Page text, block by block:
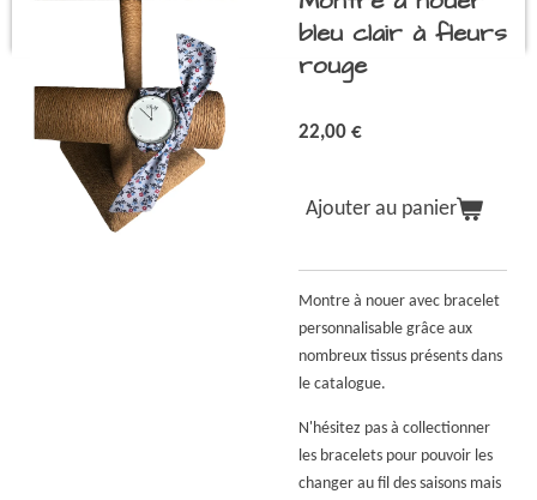
bleu clair à fleurs
rouge
22,00 €
Ajouter au panier
Montre à nouer avec bracelet
personnalisable grâce aux
nombreux tissus présents dans
le catalogue.
N'hésitez pas à collectionner
les bracelets pour pouvoir les
changer au fil des saisons mais